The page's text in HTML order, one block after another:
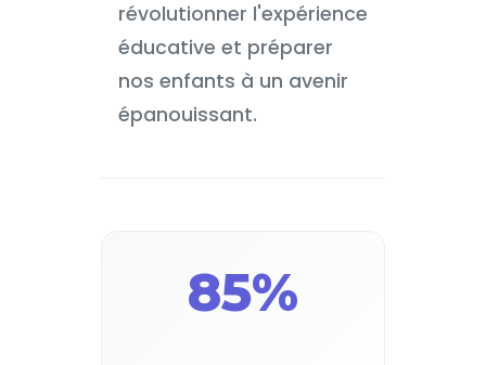
révolutionner l'expérience
éducative et préparer
nos enfants à un avenir
épanouissant.
85%